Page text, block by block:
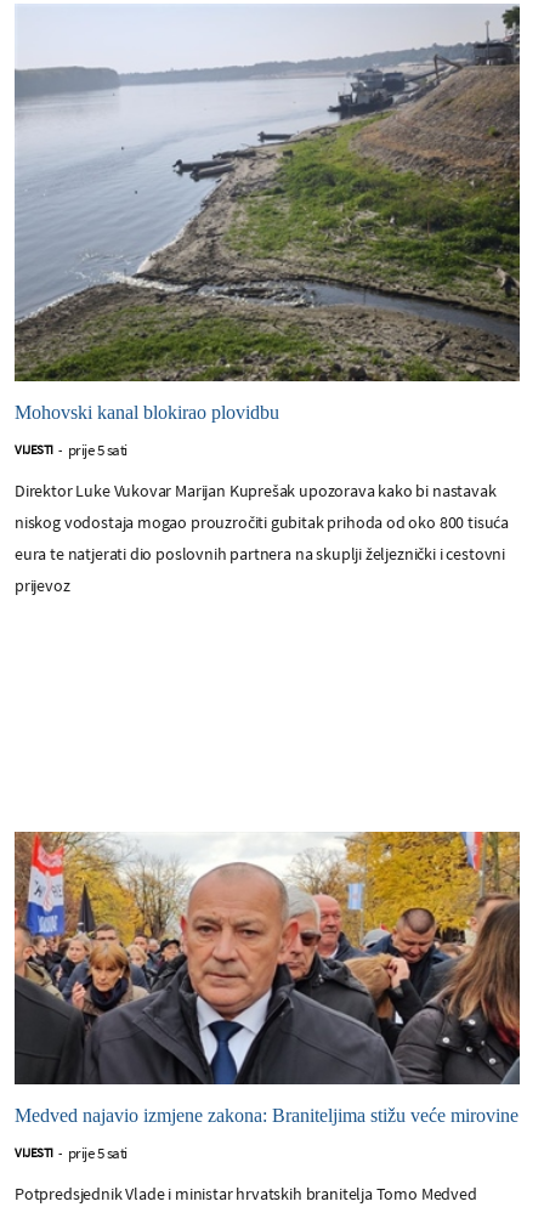
Mohovski kanal blokirao plovidbu
VIJESTI - prije 5 sati
Direktor Luke Vukovar Marijan Kuprešak upozorava kako bi nastavak
niskog vodostaja mogao prouzročiti gubitak prihoda od oko 800 tisuća
eura te natjerati dio poslovnih partnera na skuplji željeznički i cestovni
prijevoz
Medved najavio izmjene zakona: Braniteljima stižu veće mirovine
VIJESTI - prije 5 sati
Potpredsjednik Vlade i ministar hrvatskih branitelja Tomo Medved